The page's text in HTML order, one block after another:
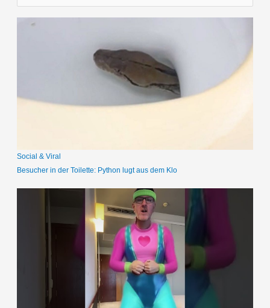
c
c
Social & Viral
Besucher in der Toilette: Python lugt aus dem Klo